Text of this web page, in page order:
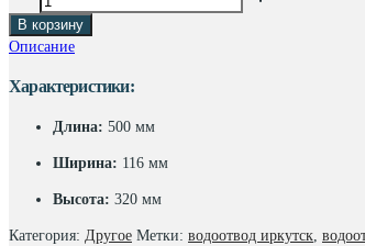
товара
Комплект
Gidrolica
пескоуловитель
яч.
В корзину
Описание
Характеристики:
Длина: 500 мм
Ширина: 116 мм
Высота: 320 мм
Категория: Другое Метки: водоотвод иркутск,